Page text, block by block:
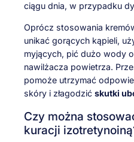
ciągu dnia, w przypadku
Oprócz stosowania
unikać gorących kąpieli,
myjących, pić dużo wody
nawilżacza powietrza.
pomoże utrzymać
skóry i złagodzić skutki
Czy można
kuracji